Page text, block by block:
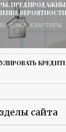
ДОМА, КВАРТИРЫ
сайта